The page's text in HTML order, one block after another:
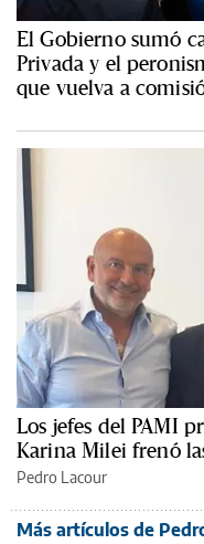
El Gobierno sumó
Privada y el
que vuelva a
Los jefes del PAMI
Karina Milei frenó
Pedro Lacour
Más artículos de